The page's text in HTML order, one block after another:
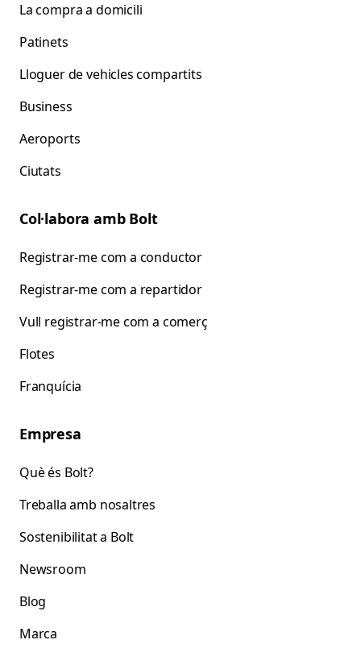
La compra a domicili
Patinets
Lloguer de vehicles compartits
Business
Aeroports
Ciutats
Col·labora amb Bolt
Registrar-me com a conductor
Registrar-me com a repartidor
Vull registrar-me com a comerç
Flotes
Franquícia
Empresa
Què és Bolt?
Treballa amb nosaltres
Sostenibilitat a Bolt
Newsroom
Blog
Marca